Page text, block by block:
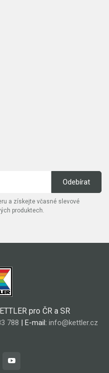
a získejte včasné slevové
produktech.
pro ČR a SR
788 | E-mail: info@kettler.cz